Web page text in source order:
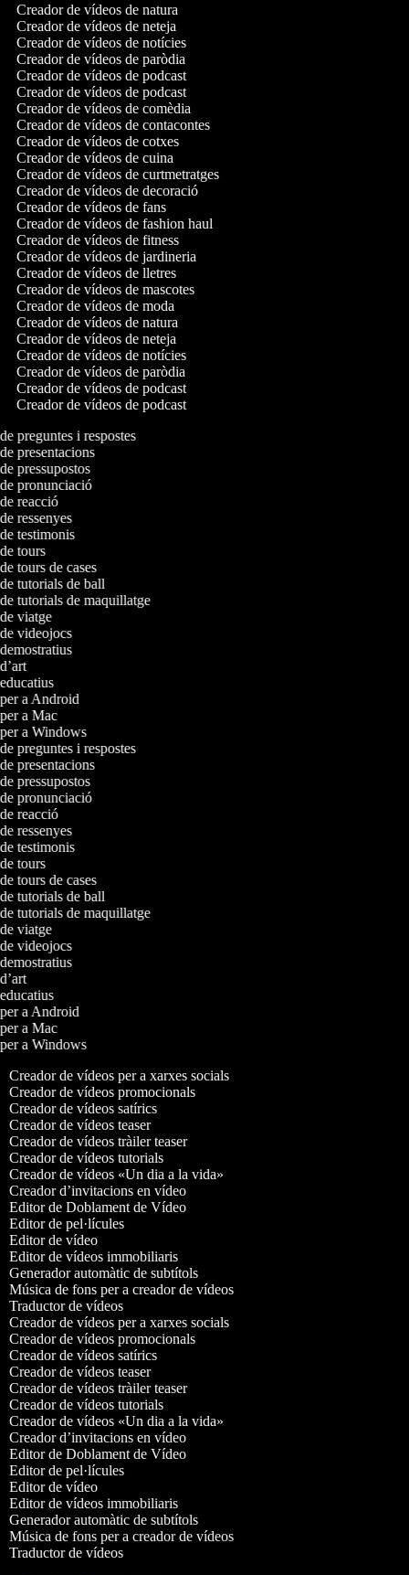
Creador de vídeos de natura
Creador de vídeos de neteja
Creador de vídeos de notícies
Creador de vídeos de paròdia
Creador de vídeos de podcast
Creador de vídeos de podcast
Creador de vídeos de comèdia
Creador de vídeos de contacontes
Creador de vídeos de cotxes
Creador de vídeos de cuina
Creador de vídeos de curtmetratges
Creador de vídeos de decoració
Creador de vídeos de fans
Creador de vídeos de fashion haul
Creador de vídeos de fitness
Creador de vídeos de jardineria
Creador de vídeos de lletres
Creador de vídeos de mascotes
Creador de vídeos de moda
Creador de vídeos de natura
Creador de vídeos de neteja
Creador de vídeos de notícies
Creador de vídeos de paròdia
Creador de vídeos de podcast
Creador de vídeos de podcast
preguntes i respostes
presentacions
pressupostos
pronunciació
reacció
ressenyes
testimonis
tours
tours de cases
tutorials de ball
tutorials de maquillatge
viatge
videojocs
a Android
a Mac
a Windows
preguntes i respostes
presentacions
pressupostos
pronunciació
reacció
ressenyes
testimonis
tours
tours de cases
tutorials de ball
tutorials de maquillatge
viatge
videojocs
a Android
a Mac
a Windows
Creador de vídeos per a xarxes socials
Creador de vídeos promocionals
Creador de vídeos satírics
Creador de vídeos teaser
Creador de vídeos tràiler teaser
Creador de vídeos tutorials
Creador de vídeos «Un dia a la vida»
Creador d’invitacions en vídeo
Editor de Doblament de Vídeo
Editor de pel·lícules
Editor de vídeo
Editor de vídeos immobiliaris
Generador automàtic de subtítols
Música de fons per a creador de vídeos
Traductor de vídeos
Creador de vídeos per a xarxes socials
Creador de vídeos promocionals
Creador de vídeos satírics
Creador de vídeos teaser
Creador de vídeos tràiler teaser
Creador de vídeos tutorials
Creador de vídeos «Un dia a la vida»
Creador d’invitacions en vídeo
Editor de Doblament de Vídeo
Editor de pel·lícules
Editor de vídeo
Editor de vídeos immobiliaris
Generador automàtic de subtítols
Música de fons per a creador de vídeos
Traductor de vídeos